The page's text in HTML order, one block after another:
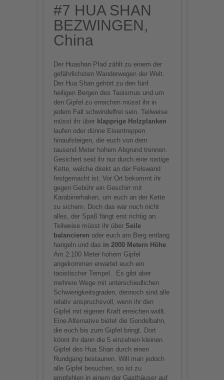
#7 HUA SHAN
BEZWINGEN,
China
Der Huashan Pfad zählt zu einem der
gefährlichsten Wanderwegen der Welt.
Der Hua Shan gehört zu den fünf
heiligen Bergen des Taoismus und um
den Gipfel zu erreichen müsst ihr in
jedem Fall schwindelfrei sein. Teilweise
müsst ihr über klapprige Holzplanken
laufen oder dünne Eisentreppen
hinaufsteigen, die euch von dem
tausend Meter hohem Abgrund trennen.
Gesichert seid ihr nur durch eine rostige
Kette, welche direkt an der Felswand
festgemacht ist. Vor Ort bekommt ihr
gegen Gebühr ein Geschirr mit
Karabinerhaken, um euch an der Kette
zu sichern. Doch das war noch nicht
alles, der Spaß fängt erst richtig an.
Teilweise müsst ihr über Seile
balancieren oder euch am Berg entlang
hangeln und das in 2000 Metern Höhe.
Am 2.100 Meter hohem Gipfel
angekommen erwartet euch ein
taoistischer Tempel. Es gibt aber
mehrere Wege mit unterschiedlichen
Schwierigkeitsgraden, dennoch sind alle
relativ anspruchsvoll, wenn ihr den
Gipfel mit eigener Kraft erreichen wollt.
Eine Alternative bietet die Gondelbahn,
die euch bis zum Gipfel bringt. Dort
könnt ihr dann die 5 einzelnen kleinen
Gipfel des Hua Shan durch einen
Rundgang bestaunen. Will man jedoch
alle Gipfel besuchen, so ist zu
empfehlen in einem der Gasthäuser auf